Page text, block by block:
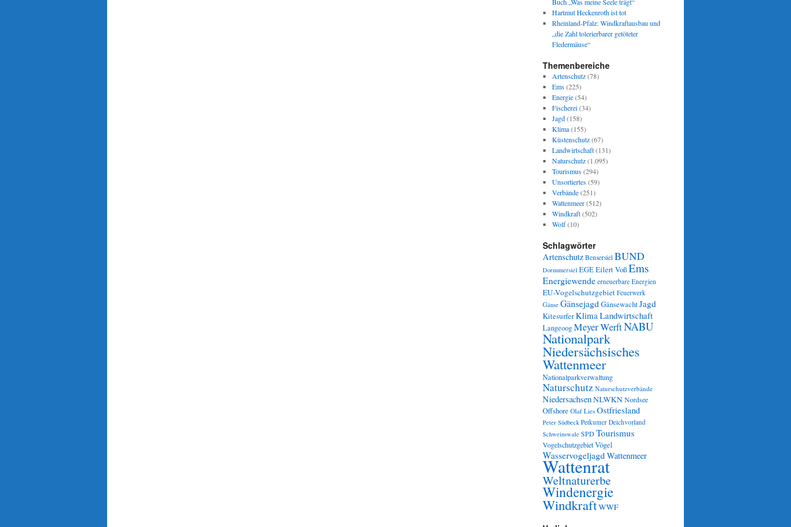
Hartmut Heckenroth ist tot
Rheinland-Pfalz: Windkraftausbau und
„die Zahl tolerierbarer getöteter
Fledermäuse“
Themenbereiche
Artenschutz(78)
Ems(225)
Energie(54)
Fischerei(34)
Jagd(158)
Klima(155)
Küstenschutz(67)
Landwirtschaft(131)
Naturschutz(1.095)
Tourismus(294)
Unsortiertes(59)
Verbände(251)
Wattenmeer(512)
Windkraft(502)
Wolf(10)
Schlagwörter
Artenschutz Bensersiel BUND
Dornumersiel EGEEilert VoßEms
Energiewende erneuerbare Energien
EU-Vogelschutzgebiet Feuerwerk
Gänse GänsejagdGänsewachtJagd
KitesurferKlimaLandwirtschaft
LangeoogMeyer WerftNABU
Nationalpark
Niedersächsisches
Wattenmeer
Nationalparkverwaltung
Naturschutz Naturschutzverbände
NiedersachsenNLWKNNordsee
Offshore Olaf Lies Ostfriesland
Peter Südbeck Petkumer Deichvorland
Schweinswale SPDTourismus
VogelschutzgebietVögel
WasservogeljagdWattenmeer
Wattenrat
Weltnaturerbe
Windenergie
WindkraftWWF